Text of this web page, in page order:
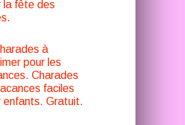
la fête des
à
pour les
Charades
faciles
enfants. Gratuit.